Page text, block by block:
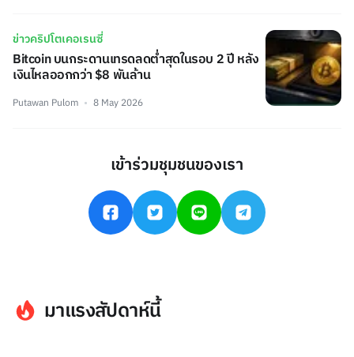
ข่าวคริปโตเคอเรนซี่
Bitcoin บนกระดานเทรดลดต่ำสุดในรอบ 2 ปี หลัง
เงินไหลออกกว่า $8 พันล้าน
Putawan Pulom 8 May 2026
เข้าร่วมชุมชนของเรา
มาแรงสัปดาห์นี้